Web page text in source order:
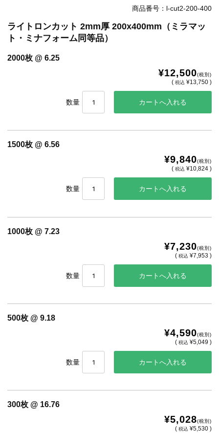
商品番号：l-cut2-200-400
ライトロンカット 2mm厚 200x400mm（ミラマッ
ト・ミナフォーム同等品）
2000枚 @ 6.25
¥12,500(税別)
(税込 ¥13,750 )
数量
1500枚 @ 6.56
¥9,840(税別)
(税込 ¥10,824 )
数量
1000枚 @ 7.23
¥7,230(税別)
(税込 ¥7,953 )
数量
500枚 @ 9.18
¥4,590(税別)
(税込 ¥5,049 )
数量
300枚 @ 16.76
¥5,028(税別)
(税込 ¥5,530 )